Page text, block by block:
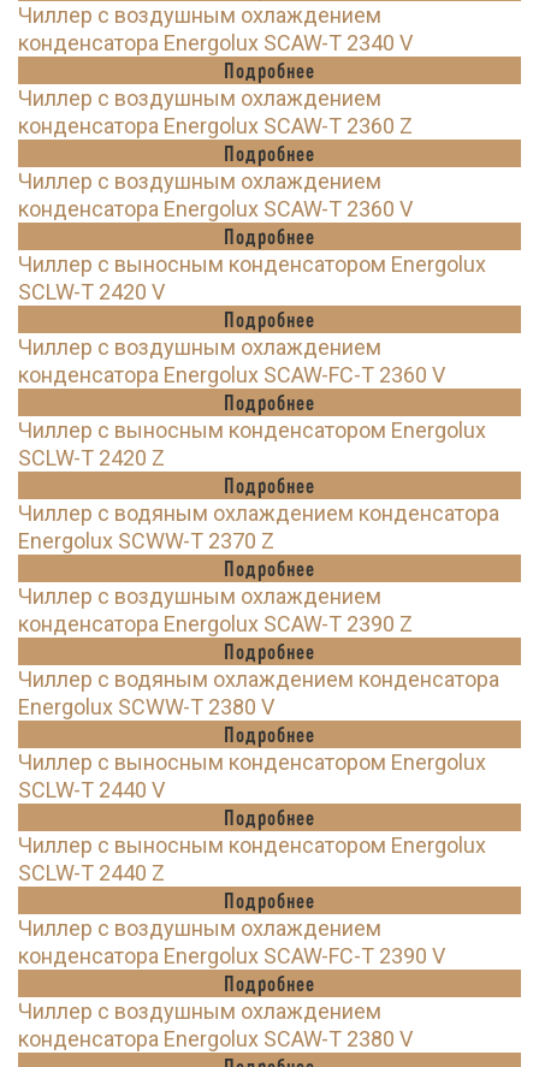
Чиллер с воздушным охлаждением
конденсатора Energolux SCAW-T 2340 V
Подробнее
Чиллер с воздушным охлаждением
конденсатора Energolux SCAW-T 2360 Z
Подробнее
Чиллер с воздушным охлаждением
конденсатора Energolux SCAW-T 2360 V
Подробнее
Чиллер с выносным конденсатором Energolux
SCLW-T 2420 V
Подробнее
Чиллер с воздушным охлаждением
конденсатора Energolux SCAW-FC-T 2360 V
Подробнее
Чиллер с выносным конденсатором Energolux
SCLW-T 2420 Z
Подробнее
Чиллер с водяным охлаждением конденсатора
Energolux SCWW-T 2370 Z
Подробнее
Чиллер с воздушным охлаждением
конденсатора Energolux SCAW-T 2390 Z
Подробнее
Чиллер с водяным охлаждением конденсатора
Energolux SCWW-T 2380 V
Подробнее
Чиллер с выносным конденсатором Energolux
SCLW-T 2440 V
Подробнее
Чиллер с выносным конденсатором Energolux
SCLW-T 2440 Z
Подробнее
Чиллер с воздушным охлаждением
конденсатора Energolux SCAW-FC-T 2390 V
Подробнее
Чиллер с воздушным охлаждением
конденсатора Energolux SCAW-T 2380 V